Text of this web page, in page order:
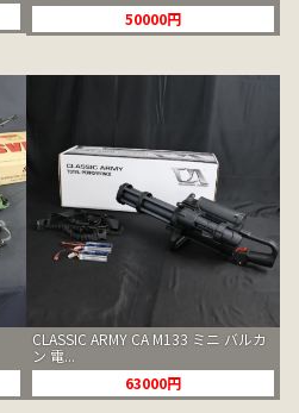
50000円
CLASSIC ARMY CA M133 ミニ バルカ
ン 電...
63000円